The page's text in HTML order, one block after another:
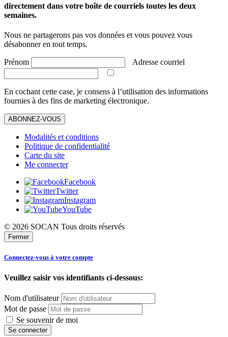
directement dans votre boîte de courriels toutes les deux
semaines.
Nous ne partagerons pas vos données et vous pouvez vous
désabonner en tout temps.
Prénom Adresse courriel
En cochant cette case, je consens à l’utilisation des informations
fournies à des fins de marketing électronique.
ABONNEZ-VOUS
Modalités et conditions
Politique de confidentialité
Carte du site
Me connecter
Facebook
Twitter
Instagram
YouTube
© 2026 SOCAN Tous droits réservés
Fermer
Connectez-vous à votre compte
Veuillez saisir vos identifiants ci-dessous:
Nom d'utilisateur
Mot de passe
Se souvenir de moi